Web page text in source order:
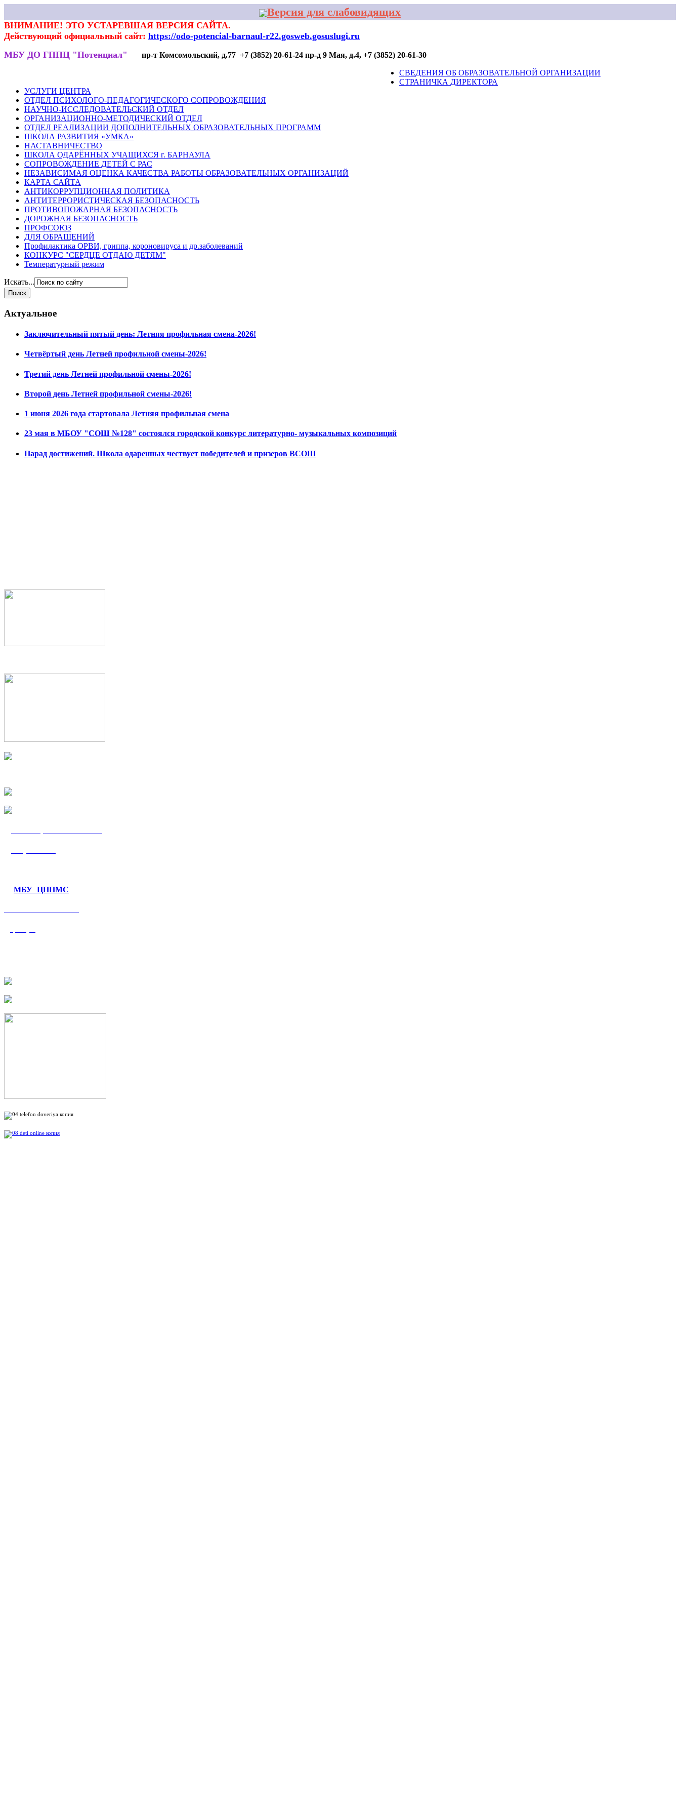
Версия для слабовидящих
ВНИМАНИЕ! ЭТО УСТАРЕВШАЯ ВЕРСИЯ САЙТА.
Действующий официальный сайт: https://odo-potencial-barnaul-r22.gosweb.gosuslugi.ru
МБУ ДО ГППЦ "Потенциал"
пр-т Комсомольский, д.77 +7 (3852) 20-61-24 пр-д 9 Мая, д.4, +7 (3852) 20-61-30
КОНТАКТЫ
СВЕДЕНИЯ ОБ ОБРАЗОВАТЕЛЬНОЙ ОРГАНИЗАЦИИ
СТРАНИЧКА ДИРЕКТОРА
УСЛУГИ ЦЕНТРА
ОТДЕЛ ПСИХОЛОГО-ПЕДАГОГИЧЕСКОГО СОПРОВОЖДЕНИЯ
НАУЧНО-ИССЛЕДОВАТЕЛЬСКИЙ ОТДЕЛ
ОРГАНИЗАЦИОННО-МЕТОДИЧЕСКИЙ ОТДЕЛ
ОТДЕЛ РЕАЛИЗАЦИИ ДОПОЛНИТЕЛЬНЫХ ОБРАЗОВАТЕЛЬНЫХ ПРОГРАММ
ШКОЛА РАЗВИТИЯ «УМКА»
НАСТАВНИЧЕСТВО
ШКОЛА ОДАРЁННЫХ УЧАЩИХСЯ г. БАРНАУЛА
СОПРОВОЖДЕНИЕ ДЕТЕЙ С РАС
НЕЗАВИСИМАЯ ОЦЕНКА КАЧЕСТВА РАБОТЫ ОБРАЗОВАТЕЛЬНЫХ ОРГАНИЗАЦИЙ
КАРТА САЙТА
АНТИКОРРУПЦИОННАЯ ПОЛИТИКА
АНТИТЕРРОРИСТИЧЕСКАЯ БЕЗОПАСНОСТЬ
ПРОТИВОПОЖАРНАЯ БЕЗОПАСНОСТЬ
ДОРОЖНАЯ БЕЗОПАСНОСТЬ
ПРОФСОЮЗ
ДЛЯ ОБРАЩЕНИЙ
Профилактика ОРВИ, гриппа, короновируса и др.заболеваний
КОНКУРС "СЕРДЦЕ ОТДАЮ ДЕТЯМ"
Температурный режим
Искать...
Актуальное
Заключительный пятый день: Летняя профильная смена-2026!
Четвёртый день Летней профильной смены-2026!
Третий день Летней профильной смены-2026!
Второй день Летней профильной смены-2026!
1 июня 2026 года стартовала Летняя профильная смена
23 мая в МБОУ "СОШ №128" состоялся городской конкурс литературно- музыкальных композиций
Парад достижений. Школа одаренных чествует победителей и призеров ВСОШ
МБУ ЦППМС